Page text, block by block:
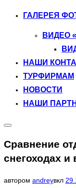
ГАЛЕРЕЯ
ВИДЕО
НАШИ
ТУРФИРМАМ
НОВОСТИ
НАШИ
Переключить
панель
навигацию
Сравнение
снегоходах и
автором andreyвкл